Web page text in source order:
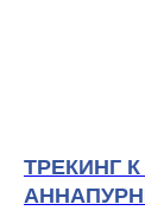
ТРЕКИНГ